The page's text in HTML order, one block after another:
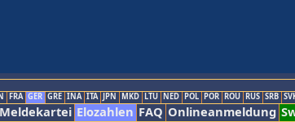
FRA GER GRE INA ITA JPN MKD LTU NED POL POR ROU RUS SRB
Meldekartei Elozahlen FAQ Onlineanmeldung